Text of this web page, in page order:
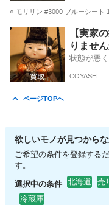
○ モリリン #3000 ブルーシー
北海道 札幌市 その他
【実家
りませ
状態が悪
COYASH
ページTOPへ
欲しいモノが見つから
ご希望の条件を登録する
す。
選択中の条件 北海道 売
冷蔵庫